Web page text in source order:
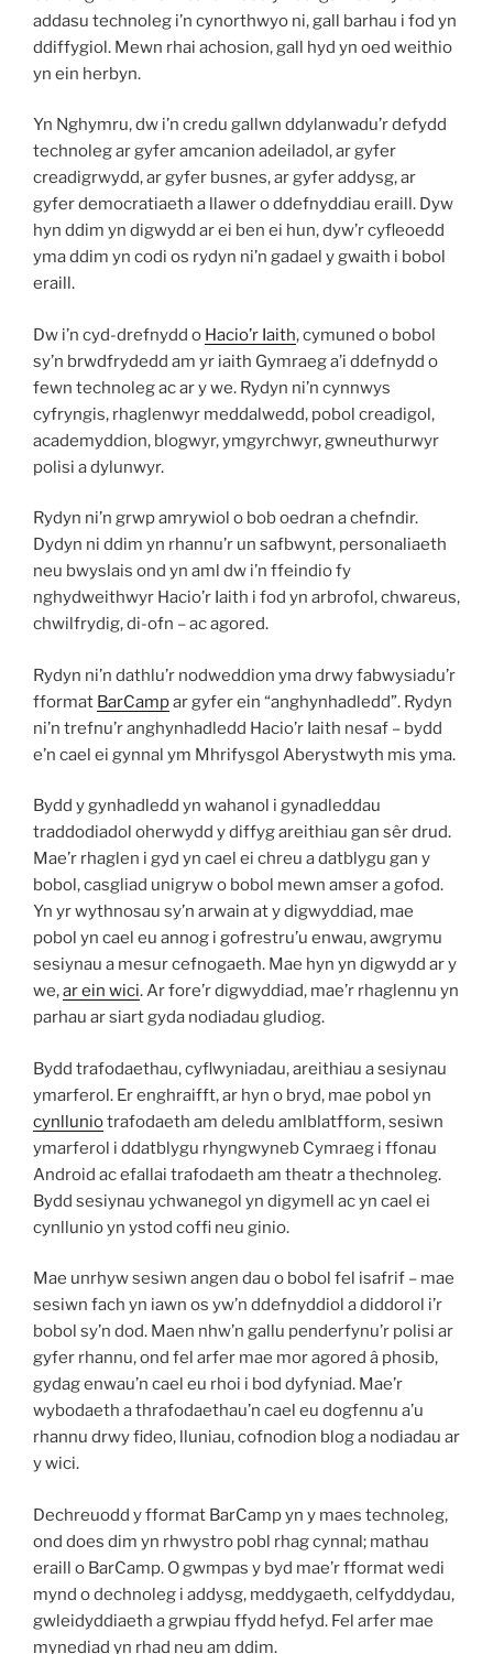
addasu technoleg i’n cynorthwyo ni, gall barhau i fod yn
ddiffygiol. Mewn rhai achosion, gall hyd yn oed weithio
yn ein herbyn.
Yn Nghymru, dw i’n credu gallwn ddylanwadu’r defydd
technoleg ar gyfer amcanion adeiladol, ar gyfer
creadigrwydd, ar gyfer busnes, ar gyfer addysg, ar
gyfer democratiaeth a llawer o ddefnyddiau eraill. Dyw
hyn ddim yn digwydd ar ei ben ei hun, dyw’r cyfleoedd
yma ddim yn codi os rydyn ni’n gadael y gwaith i bobol
eraill.
Dw i’n cyd-drefnydd o Hacio’r Iaith, cymuned o bobol
sy’n brwdfrydedd am yr iaith Gymraeg a’i ddefnydd o
fewn technoleg ac ar y we. Rydyn ni’n cynnwys
cyfryngis, rhaglenwyr meddalwedd, pobol creadigol,
academyddion, blogwyr, ymgyrchwyr, gwneuthurwyr
polisi a dylunwyr.
Rydyn ni’n grwp amrywiol o bob oedran a chefndir.
Dydyn ni ddim yn rhannu’r un safbwynt, personaliaeth
neu bwyslais ond yn aml dw i’n ffeindio fy
nghydweithwyr Hacio’r Iaith i fod yn arbrofol, chwareus,
chwilfrydig, di-ofn – ac agored.
Rydyn ni’n dathlu’r nodweddion yma drwy fabwysiadu’r
fformat BarCampar gyfer ein “anghynhadledd”. Rydyn
ni’n trefnu’r anghynhadledd Hacio’r Iaith nesaf – bydd
e’n cael ei gynnal ym Mhrifysgol Aberystwyth mis yma.
Bydd y gynhadledd yn wahanol i gynadleddau
traddodiadol oherwydd y diffyg areithiau gan sêr drud.
Mae’r rhaglen i gyd yn cael ei chreu a datblygu gan y
bobol, casgliad unigryw o bobol mewn amser a gofod.
Yn yr wythnosau sy’n arwain at y digwyddiad, mae
pobol yn cael eu annog i gofrestru’u enwau, awgrymu
sesiynau a mesur cefnogaeth. Mae hyn yn digwydd ar y
we,ar ein wici. Ar fore’r digwyddiad, mae’r rhaglennu yn
parhau ar siart gyda nodiadau gludiog.
Bydd trafodaethau, cyflwyniadau, areithiau a sesiynau
ymarferol. Er enghraifft, ar hyn o bryd, mae pobol yn
cynlluniotrafodaeth am deledu amlblatfform, sesiwn
ymarferol i ddatblygu rhyngwyneb Cymraeg i ffonau
Android ac efallai trafodaeth am theatr a thechnoleg.
Bydd sesiynau ychwanegol yn digymell ac yn cael ei
cynllunio yn ystod coffi neu ginio.
Mae unrhyw sesiwn angen dau o bobol fel isafrif – mae
sesiwn fach yn iawn os yw’n ddefnyddiol a diddorol i’r
bobol sy’n dod. Maen nhw’n gallu penderfynu’r polisi ar
gyfer rhannu, ond fel arfer mae mor agored â phosib,
gydag enwau’n cael eu rhoi i bod dyfyniad. Mae’r
wybodaeth a thrafodaethau’n cael eu dogfennu a’u
rhannu drwy fideo, lluniau, cofnodion blog a nodiadau ar
y wici.
Dechreuodd y fformat BarCamp yn y maes technoleg,
ond does dim yn rhwystro pobl rhag cynnal; mathau
eraill o BarCamp. O gwmpas y byd mae’r fformat wedi
mynd o dechnoleg i addysg, meddygaeth, celfyddydau,
gwleidyddiaeth a grwpiau ffydd hefyd. Fel arfer mae
mynediad yn rhad neu am ddim.